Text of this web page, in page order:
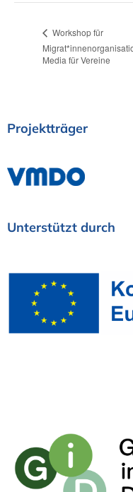
Workshop für
Media für Vereine
Projektträger
Unterstützt durch